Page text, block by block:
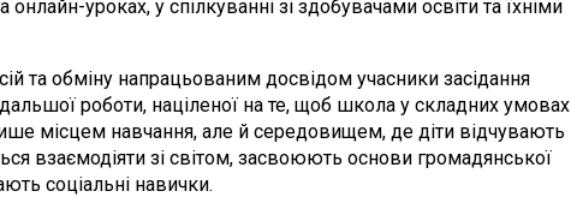
уроках, у спілкуванні зі здобувачами освіти та їхніми
та обміну напрацьованим досвідом учасники засідання
роботи, націленої на те, щоб школа у складних умовах
місцем навчання, але й середовищем, де діти відчувають
взаємодіяти зі світом, засвоюють основи громадянської
соціальні навички.